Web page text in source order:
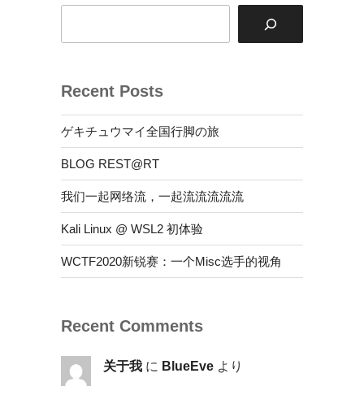
Recent Posts
ゲキチュウマイ全国行脚の旅
BLOG REST@RT
我们一起网络流，一起流流流流流
Kali Linux @ WSL2 初体验
WCTF2020新锐赛：一个Misc选手的视角
Recent Comments
关于我に BlueEveより